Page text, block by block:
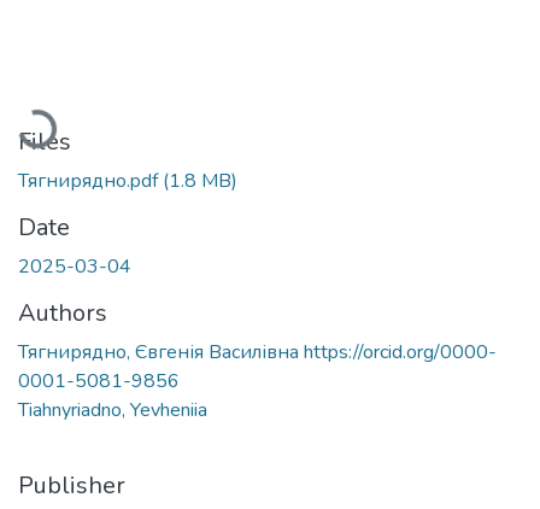
Loading...
Files
Тягнирядно.pdf(1.8 MB)
Date
2025-03-04
Authors
Тягнирядно, Євгенія Василівна https://orcid.org/0000-
0001-5081-9856
Tiahnyriadno, Yevheniia
Publisher